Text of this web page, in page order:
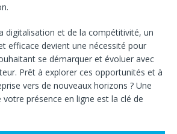
digitalisation et de la compétitivité, un
efficace devient une nécessité pour
se démarquer et évoluer avec
Prêt à explorer ces opportunités et à
vers de nouveaux horizons ? Une
présence en ligne est la clé de